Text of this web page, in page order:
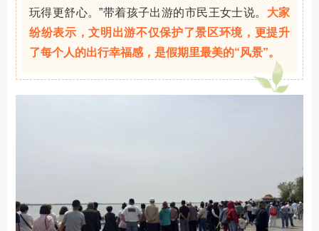
玩得更舒心。”带着孩子出游的市民王女士说。 大家
纷纷表示，文明出游不仅保护了景区环境，更提升
了每个人的出行幸福感，是假期里最美的“风景”。